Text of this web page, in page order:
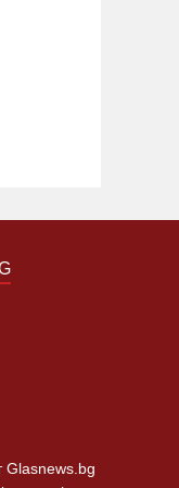
Glasnews.bg